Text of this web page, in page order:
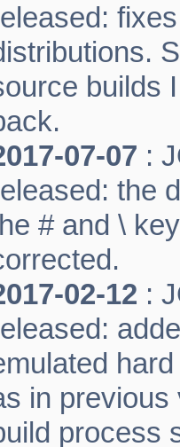
builds
07-07 :
the
# and \
02-12 :
in previous
process